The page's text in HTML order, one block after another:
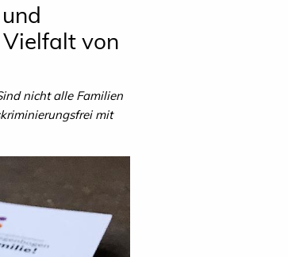
von
nicht alle Familien
mit